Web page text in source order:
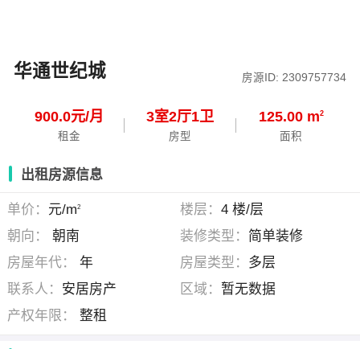
华通世纪城 房源ID: 2309757734
900.0元/月
租金
3室2厅1卫
房型
125.00 m2
面积
出租房源信息
单价： 元/m2 楼层： 4 楼/层
朝向：
朝南 装修类型： 简单装修
房屋年代：
年 房屋类型： 多层
联系人： 安居房产 区域： 暂无数据
产权年限：
整租